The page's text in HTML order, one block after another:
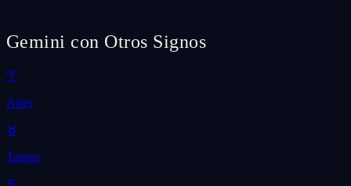
Gemini con Otros Signos
♈
Aries
♉
Taurus